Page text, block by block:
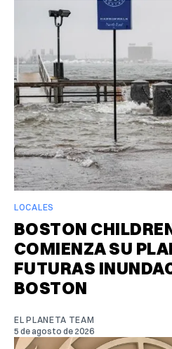
LOCALES
BOSTON
COMIENZA SU
FUTURAS
BOSTON
EL PLANETA TEAM
5 de agosto de 2026